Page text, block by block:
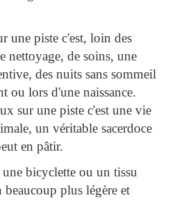
une piste c'est, loin des
nettoyage, de soins, une
des nuits sans sommeil
ou lors d'une naissance.
sur une piste c'est une vie
un véritable sacerdoce
en pâtir.
bicyclette ou un tissu
plus légère et